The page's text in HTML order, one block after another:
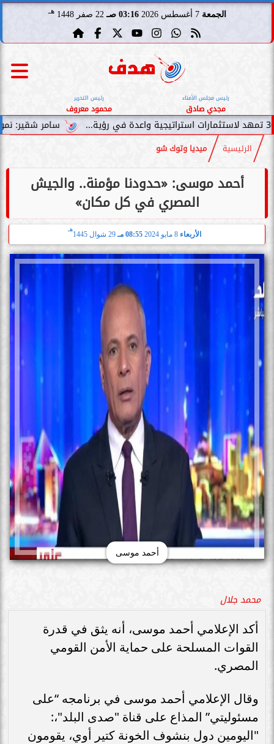
الجمعة 7 أغسطس 2026 03:16 صـ 22 صفر 1448 هـ
رئيس مجلس الأمناء
مجدي صادق
رئيس التحرير
محمود معروف
سامر شقير: نمو صناديق
الرئيسية ميديا وتوك شو
أحمد موسى: «حدودنا مؤمنة.. والجيش
المصري في كل مكان»
الأربعاء 08:55 مـ 29 شوال 1445
هـ
أحمد موسى
محمد جلال
أكد الإعلامي أحمد موسى، أنه يثق في قدرة
القوات المسلحة على حماية الأمن القومي
المصري.
وقال الإعلامي أحمد موسى في برنامجه “على
مسئوليتي” المذاع على قناة "صدى البلد"،:
"اليومين دول بنشوف الخونة كتير أوي، يقومون